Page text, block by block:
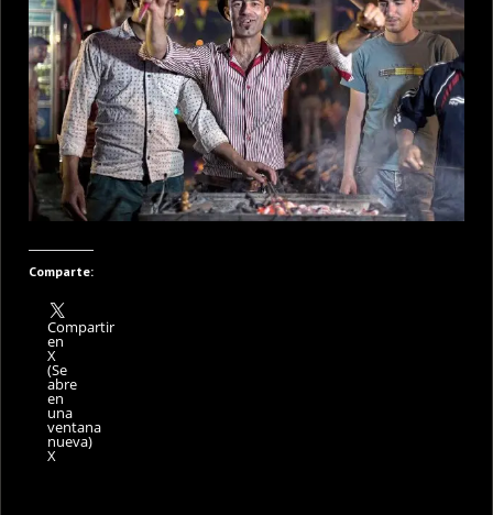
Comparte:
Compartir
en
X
(Se
abre
en
una
ventana
nueva)
X